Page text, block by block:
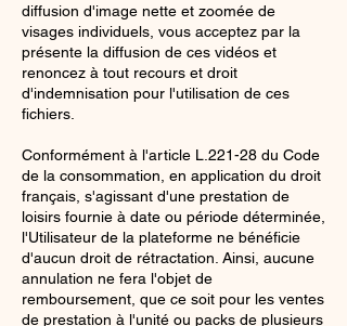
diffusion d'image nette et zoomée de
visages individuels, vous acceptez par la
présente la diffusion de ces vidéos et
renoncez à tout recours et droit
d'indemnisation pour l'utilisation de ces
fichiers.
Conformément à l'article L.221-28 du Code
de la consommation, en application du droit
français, s'agissant d'une prestation de
loisirs fournie à date ou période déterminée,
l'Utilisateur de la plateforme ne bénéficie
d'aucun droit de rétractation. Ainsi, aucune
annulation ne fera l'objet de
remboursement, que ce soit pour les ventes
de prestation à l'unité ou packs de plusieurs